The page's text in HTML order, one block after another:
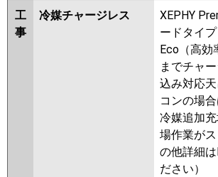
工
事
冷媒チャージレス
XEPHY
ードタイ
Eco（高効
までチャ
込み対応
コンの場合
冷媒追加
場作業が
の他詳細
ださい）